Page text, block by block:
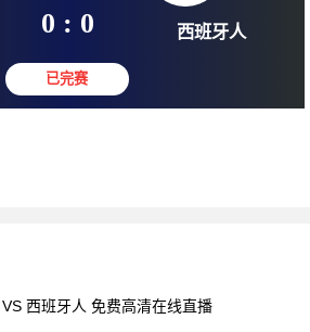
2026-05-14 01:00:00
0 : 0 西班
西班牙人 免费高清在线直播